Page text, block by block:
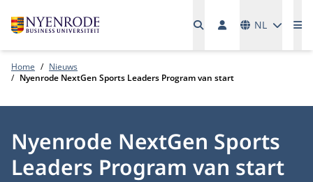
NL
Home
Nieuws
Nyenrode NextGen Sports Leaders Program van start
Nyenrode NextGen Sports
Leaders Program van start